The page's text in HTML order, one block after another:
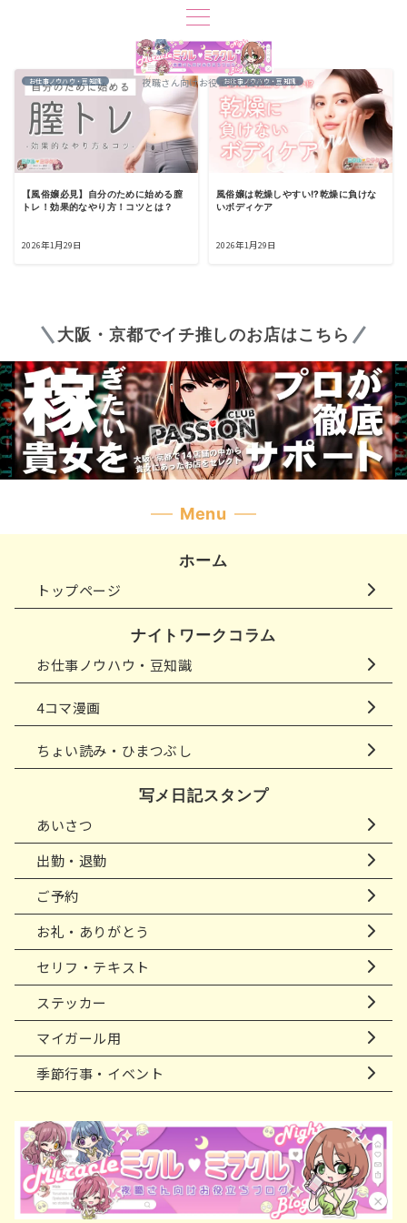
夜職さん向けお役立ちブログ
お仕事ノウハウ・豆知識
【風俗嬢必見】自分のために始める膣
トレ！効果的なやり方！コツとは？
2026年1月29日
お仕事ノウハウ・豆知識
風俗嬢は乾燥しやすい!?乾燥に負けな
いボディケア
2026年1月29日
大阪・京都でイチ推しのお店はこちら
Menu
ホーム
トップページ
ナイトワークコラム
お仕事ノウハウ・豆知識
4コマ漫画
ちょい読み・ひまつぶし
写メ日記スタンプ
あいさつ
出勤・退勤
ご予約
お礼・ありがとう
セリフ・テキスト
ステッカー
マイガール用
季節行事・イベント